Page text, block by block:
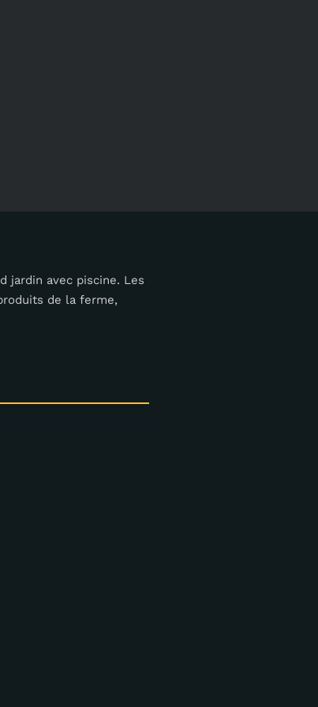
jardin avec piscine. Les
de la ferme,